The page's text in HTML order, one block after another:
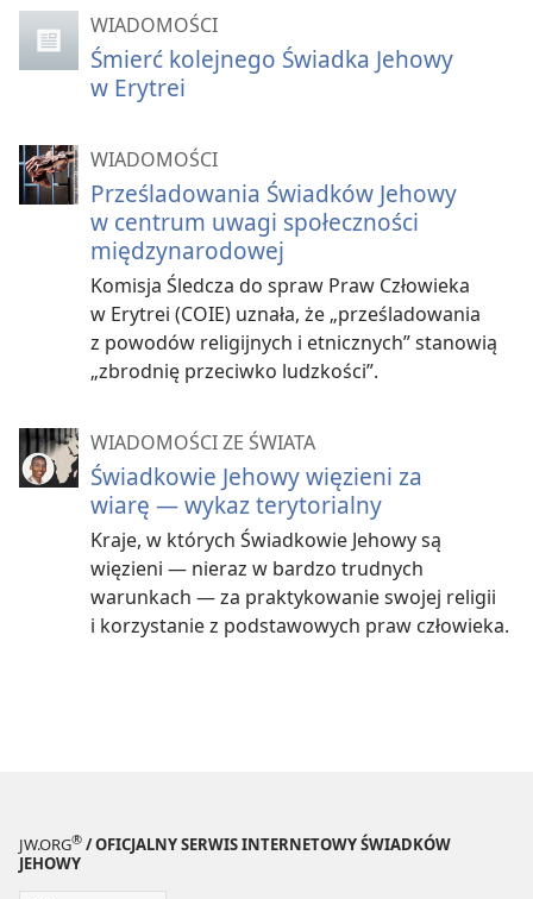
WIADOMOŚCI
Śmierć kolejnego Świadka Jehowy
w Erytrei
WIADOMOŚCI
Prześladowania Świadków Jehowy
w centrum uwagi społeczności
międzynarodowej
Komisja Śledcza do spraw Praw Człowieka
w Erytrei (COIE) uznała, że „prześladowania
z powodów religijnych i etnicznych” stanowią
„zbrodnię przeciwko ludzkości”.
WIADOMOŚCI ZE ŚWIATA
Świadkowie Jehowy więzieni za
wiarę — wykaz terytorialny
Kraje, w których Świadkowie Jehowy są
więzieni — nieraz w bardzo trudnych
warunkach — za praktykowanie swojej religii
i korzystanie z podstawowych praw człowieka.
JW.ORG® / OFICJALNY SERWIS INTERNETOWY ŚWIADKÓW
JEHOWY